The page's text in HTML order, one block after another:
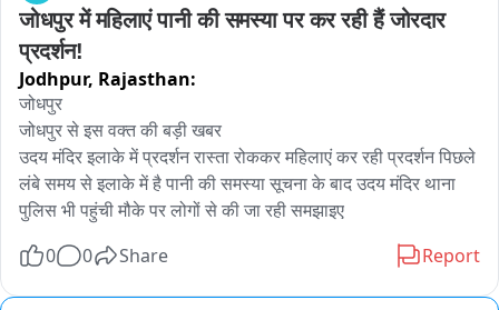
जोधपुर में महिलाएं पानी की समस्या पर कर रही हैं जोरदार
प्रदर्शन!
Jodhpur, Rajasthan:
जोधपुर
जोधपुर से इस वक्त की बड़ी खबर
उदय मंदिर इलाके में प्रदर्शन रास्ता रोककर महिलाएं कर रही प्रदर्शन पिछले
लंबे समय से इलाके में है पानी की समस्या सूचना के बाद उदय मंदिर थाना
पुलिस भी पहुंची मौके पर लोगों से की जा रही समझाइए
0 0 Share Report